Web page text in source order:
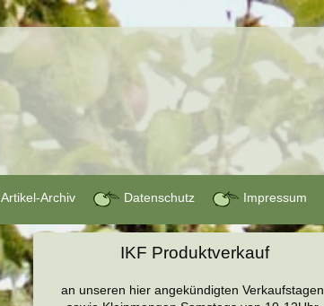
Artikel-Archiv Datenschutz Impressum
IKF Produktverkauf
an unseren hier angekündigten Verkaufstagen